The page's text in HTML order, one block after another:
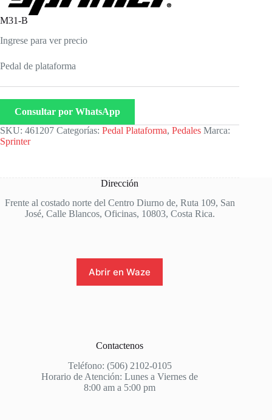
M31-B
Ingrese para ver precio
Pedal de plataforma
Consultar por WhatsApp
SKU: 461207 Categorías: Pedal Plataforma, Pedales Marca:
Sprinter
Dirección
Frente al costado norte del Centro Diurno de, Ruta 109, San
José, Calle Blancos, Oficinas, 10803, Costa Rica.
Abrir en Waze
Contactenos
Teléfono: (506) 2102-0105
Horario de Atención: Lunes a Viernes de
8:00 am a 5:00 pm